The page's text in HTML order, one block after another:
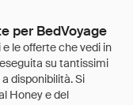
per BedVoyage